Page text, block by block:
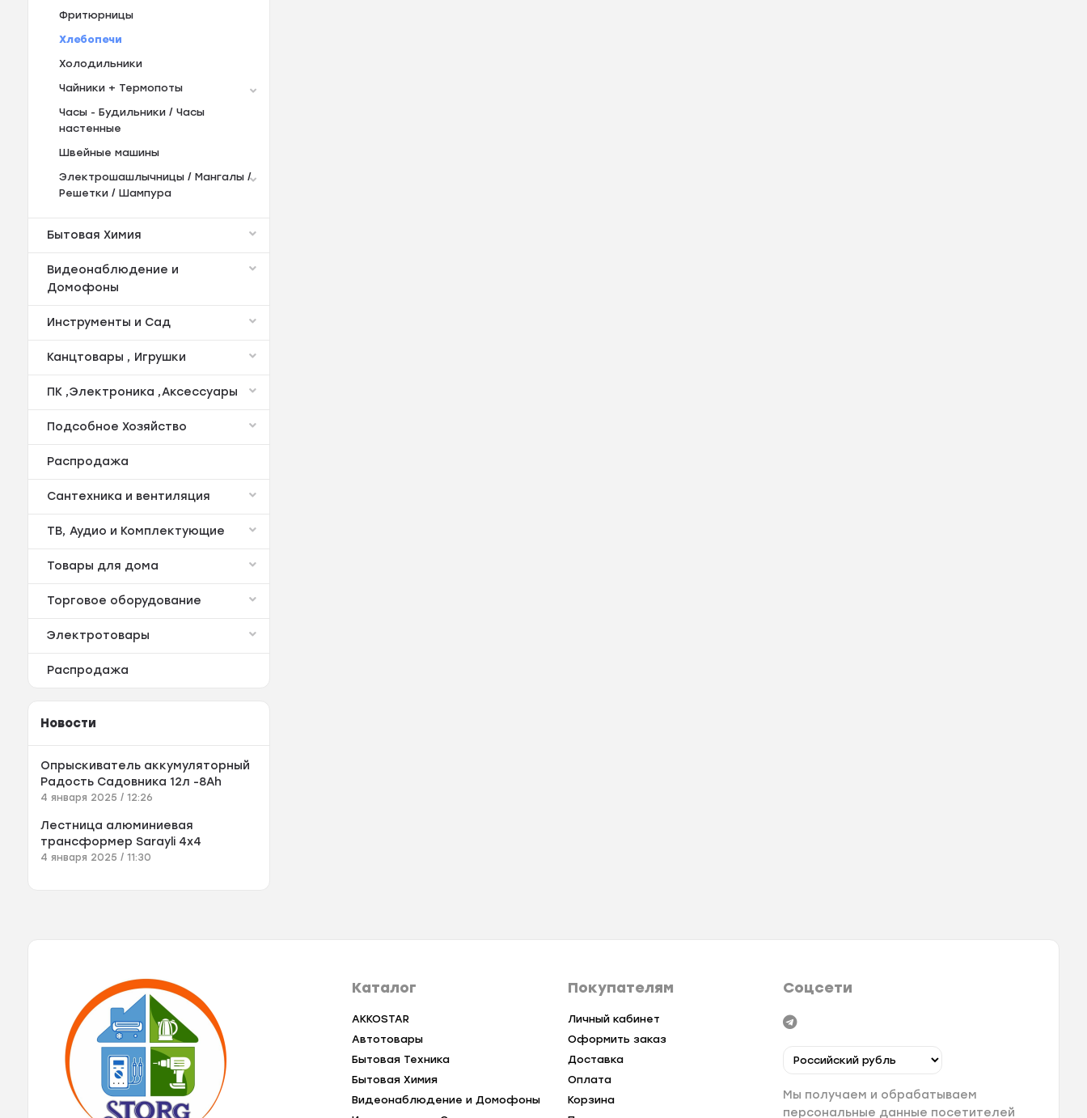
Фритюрницы
Хлебопечи
Холодильники
Чайники + Термопоты
Часы - Будильники / Часы
настенные
Швейные машины
Электрошашлычницы / Мангалы /
Решетки / Шампура
Бытовая Химия
Видеонаблюдение и
Домофоны
Инструменты и Сад
Канцтовары , Игрушки
ПК ,Электроника ,Аксессуары
Подсобное Хозяйство
Распродажа
Сантехника и вентиляция
ТВ, Аудио и Комплектующие
Товары для дома
Торговое оборудование
Электротовары
Распродажа
Новости
Опрыскиватель аккумуляторный
Радость Садовника 12л -8Аh
4 января 2025 / 12:26
Лестница алюминиевая
трансформер Sarayli 4x4
4 января 2025 / 11:30
Каталог
AKKOSTAR
Автотовары
Бытовая Техника
Бытовая Химия
Видеонаблюдение и Домофоны
Покупателям
Личный кабинет
Оформить заказ
Доставка
Оплата
Корзина
Соцсети
Мы получаем и обрабатываем
персональные данные посетителей